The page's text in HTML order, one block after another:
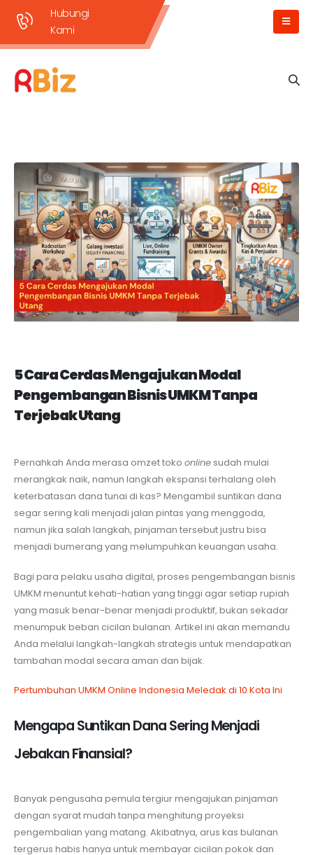
Hubungi
Kami
5 Cara Cerdas Mengajukan Modal
Pengembangan Bisnis UMKM Tanpa
Terjebak Utang
Pernahkah Anda merasa omzet toko online sudah mulai
merangkak naik, namun langkah ekspansi terhalang oleh
keterbatasan dana tunai di kas? Mengambil suntikan dana
segar sering kali menjadi jalan pintas yang menggoda,
namun jika salah langkah, pinjaman tersebut justru bisa
menjadi bumerang yang melumpuhkan keuangan usaha.
Bagi para pelaku usaha digital, proses pengembangan bisnis
UMKM menuntut kehati-hatian yang tinggi agar setiap rupiah
yang masuk benar-benar menjadi produktif, bukan sekadar
menumpuk beban cicilan bulanan. Artikel ini akan memandu
Anda melalui langkah-langkah strategis untuk mendapatkan
tambahan modal secara aman dan bijak.
Pertumbuhan UMKM Online Indonesia Meledak di 10 Kota Ini
Mengapa Suntikan Dana Sering Menjadi
Jebakan Finansial?
Banyak pengusaha pemula tergiur mengajukan pinjaman
dengan syarat mudah tanpa menghitung proyeksi
pengembalian yang matang. Akibatnya, arus kas bulanan
tergerus habis hanya untuk membayar cicilan pokok dan